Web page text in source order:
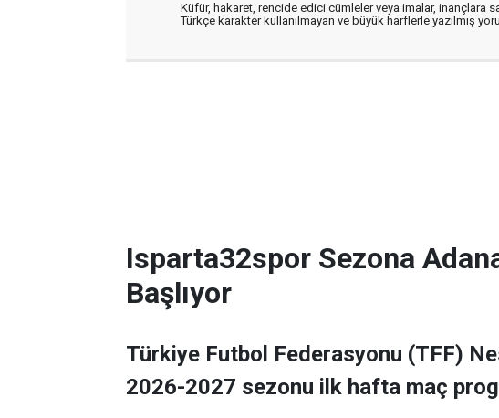
Küfür, hakaret, rencide edici cümleler veya imalar, inançlara
Türkçe karakter kullanılmayan ve büyük harflerle yazılmış
Isparta32spor Sezona
Başlıyor
Türkiye Futbol Federasyonu (TFF)
2026-2027 sezonu ilk hafta maç